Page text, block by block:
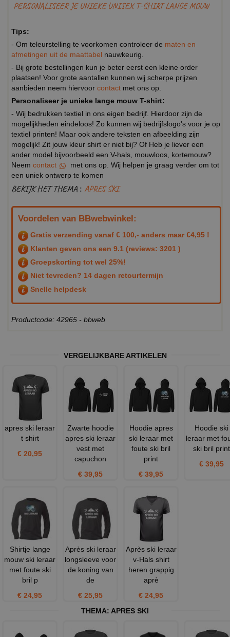
PERSONALISEER JE UNIEKE UNISEX T-SHIRT LANGE MOUW
Tips:
- Om teleurstelling te voorkomen controleer de maten en
afmetingen uit de maattabel nauwkeurig.
- Bij grote bestellingen kun je beter eerst een kleine order
plaatsen! Voor grote aantallen kunnen wij scherpe prijzen
aanbieden neem hiervoor contact met ons op.
Personaliseer je unieke lange mouw T-shirt:
- Wij bedrukken textiel in ons eigen bedrijf. Hierdoor zijn de
mogelijkheden eindeloos! Zo kunnen wij bedrijfslogo's voor je op
textiel printen! Maar ook andere teksten en afbeelding zijn
mogelijk! Zit jouw kleur shirt er niet bij? Of Heb je liever een
ander model bijvoorbeeld een V-hals, mouwloos, kortemouw?
Neem contact
met ons op. Wij helpen je graag verder om tot
een uniek ontwerp te komen
BEKIJK HET THEMA : APRES SKI
Voordelen van BBwebwinkel:
Gratis verzending vanaf € 100,- anders maar €4,95 !
Klanten geven ons een 9.1 (reviews: 3201 )
Groepskorting tot wel 25%!
Niet tevreden? 14 dagen retourtermijn
Snelle helpdesk
Productcode: 42965 - bbweb
VERGELIJKBARE ARTIKELEN
apres ski leraar
t shirt
€ 20,95
Zwarte hoodie
apres ski leraar
vest met
capuchon
€ 39,95
Hoodie apres
ski leraar met
foute ski bril
print
€ 39,95
Hoodie ski
leraar met
ski bril print
€ 39,95
Shirtje lange
mouw ski leraar
met foute ski
bril p
€ 24,95
Après ski leraar
longsleeve voor
de koning van
de
€ 25,95
Après ski leraar
v-Hals shirt
heren grappig
aprè
€ 24,95
THEMA: APRES SKI